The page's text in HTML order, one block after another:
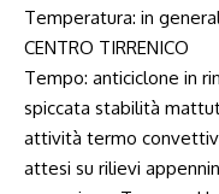
Temperatura: in
CENTRO TIRRENICO
Tempo: anticiclone in
spiccata stabilità
attività termo
attesi su rilievi